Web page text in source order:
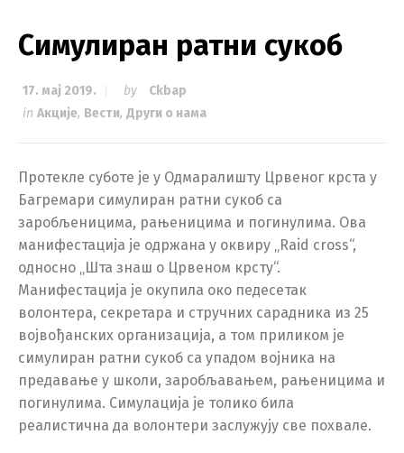
Симулиран ратни сукоб
17. мај 2019. by
Ckbap
in Акције, Вести, Други о нама
Протекле суботе је у Одмаралишту Црвеног крста у
Багремари симулиран ратни сукоб са
заробљеницима, рањеницима и погинулима. Ова
манифестација је одржана у оквиру „Raid cross“,
односно „Шта знаш о Црвеном крсту“.
Манифестација је окупила око педесетак
волонтера, секретара и стручних сарадника из 25
војвођанских организација, а том приликом је
симулиран ратни сукоб са упадом војника на
предавање у школи, заробљавањем, рањеницима и
погинулима. Симулација је толико била
реалистична да волонтери заслужују све похвале.